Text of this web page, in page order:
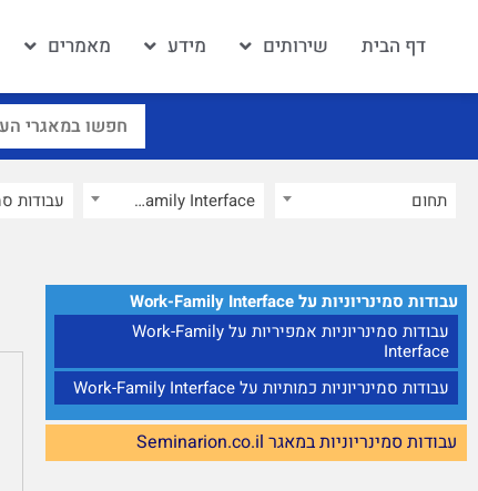
דף הבית שירותים מידע מאמרים
תחום Work-Family Interface
עבודות סמינריוניות על Work-Family Interface
עבודות סמינריוניות אמפיריות על Work-Family
Interface
עבודות סמינריוניות כמותיות על Work-Family Interface
עבודות סמינריוניות במאגר Seminarion.co.il